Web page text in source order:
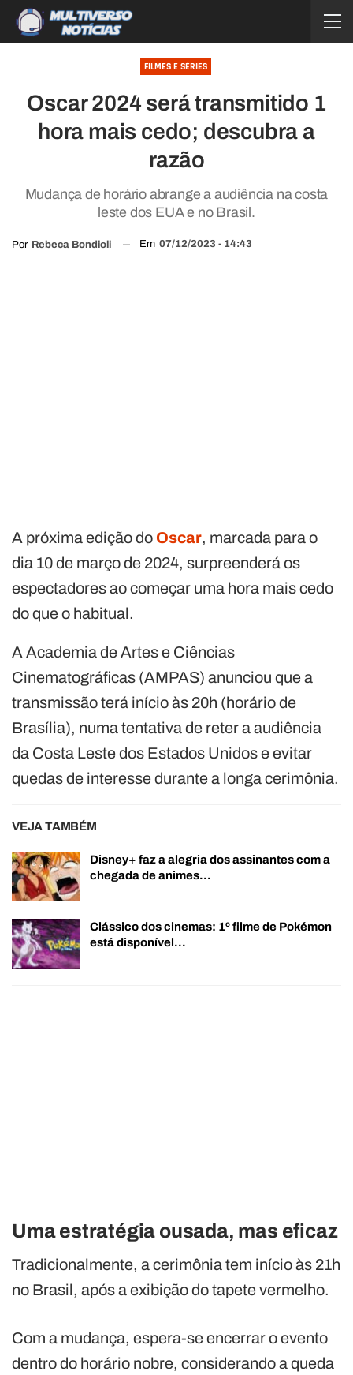
FILMES E SÉRIES
Oscar 2024 será transmitido 1
hora mais cedo; descubra a
razão
Mudança de horário abrange a audiência na costa
leste dos EUA e no Brasil.
Por Rebeca Bondioli Em 07/12/2023 - 14:43
A próxima edição do Oscar, marcada para o
dia 10 de março de 2024, surpreenderá os
espectadores ao começar uma hora mais cedo
do que o habitual.
A Academia de Artes e Ciências
Cinematográficas (AMPAS) anunciou que a
transmissão terá início às 20h (horário de
Brasília), numa tentativa de reter a audiência
da Costa Leste dos Estados Unidos e evitar
quedas de interesse durante a longa cerimônia.
VEJA TAMBÉM
Disney+ faz a alegria dos assinantes com a
chegada de animes…
Clássico dos cinemas: 1º filme de Pokémon
está disponível…
Uma estratégia ousada, mas eficaz
Tradicionalmente, a cerimônia tem início às 21h
no Brasil, após a exibição do tapete vermelho.
Com a mudança, espera-se encerrar o evento
dentro do horário nobre, considerando a queda